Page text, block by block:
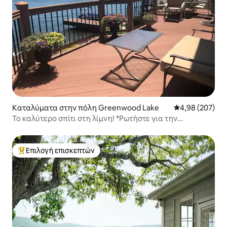
Καταλύματα στην πόλη Greenwood Lake Μέση
4,98 (207)
Το καλύτερο σπίτι στη λίμνη! *Ρωτήστε για την
Κορυφαία επιλογή επισκεπτών
Επιλογή επισκεπτών